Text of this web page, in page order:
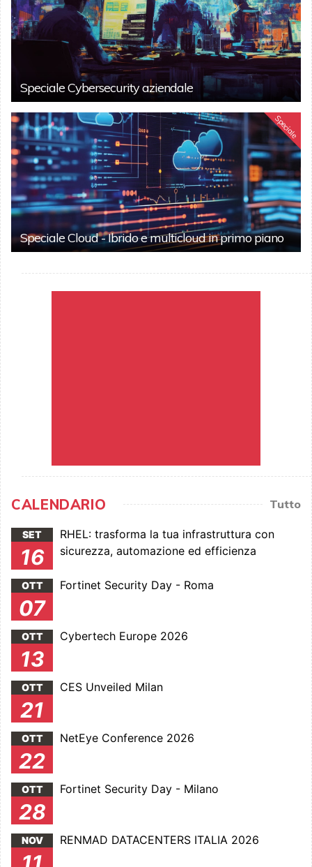
Speciale Cybersecurity aziendale
Speciale
Speciale Cloud - Ibrido e multicloud in primo piano
CALENDARIO Tutto
SET
16
RHEL: trasforma la tua infrastruttura con
sicurezza, automazione ed efficienza
OTT
07
Fortinet Security Day - Roma
OTT
13
Cybertech Europe 2026
OTT
21
CES Unveiled Milan
OTT
22
NetEye Conference 2026
OTT
28
Fortinet Security Day - Milano
NOV RENMAD DATACENTERS ITALIA 2026